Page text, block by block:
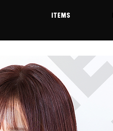
ITEMS